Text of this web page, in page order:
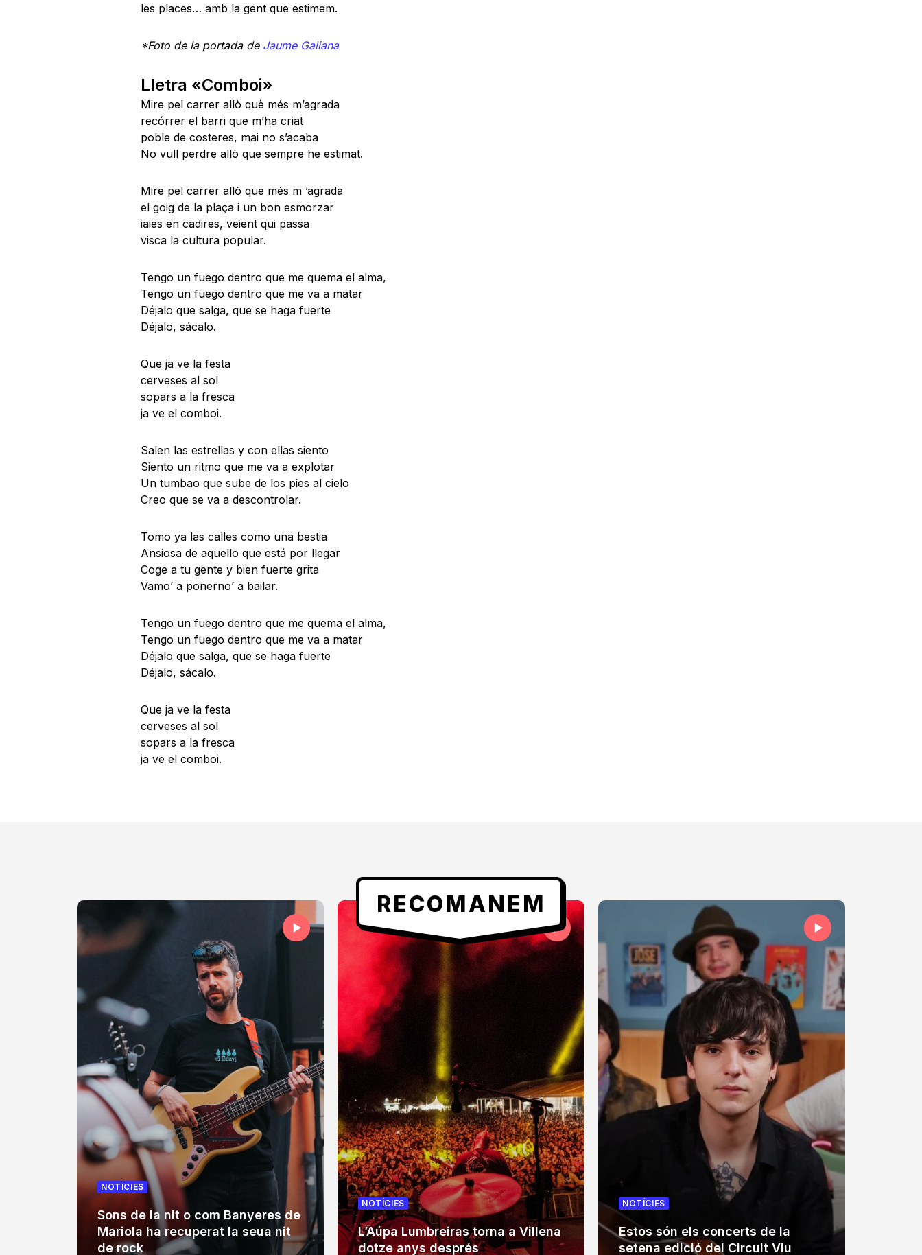
les places… amb la gent que estimem.
*Foto de la portada de Jaume Galiana
Lletra «Comboi»
Mire pel carrer allò què més m’agrada
recórrer el barri que m’ha criat
poble de costeres, mai no s’acaba
No vull perdre allò que sempre he estimat.
Mire pel carrer allò que més m ’agrada
el goig de la plaça i un bon esmorzar
iaies en cadires, veient qui passa
visca la cultura popular.
Tengo un fuego dentro que me quema el alma,
Tengo un fuego dentro que me va a matar
Déjalo que salga, que se haga fuerte
Déjalo, sácalo.
Que ja ve la festa
cerveses al sol
sopars a la fresca
ja ve el comboi.
Salen las estrellas y con ellas siento
Siento un ritmo que me va a explotar
Un tumbao que sube de los pies al cielo
Creo que se va a descontrolar.
Tomo ya las calles como una bestia
Ansiosa de aquello que está por llegar
Coge a tu gente y bien fuerte grita
Vamo’ a ponerno’ a bailar.
Tengo un fuego dentro que me quema el alma,
Tengo un fuego dentro que me va a matar
Déjalo que salga, que se haga fuerte
Déjalo, sácalo.
Que ja ve la festa
cerveses al sol
sopars a la fresca
ja ve el comboi.
RECOMANEM
NOTÍCIES
Sons de la nit o com Banyeres de
Mariola ha recuperat la seua nit
de rock
NOTÍCIES
L’Aúpa Lumbreiras torna a Villena
dotze anys després
NOTÍCIES
Estos són els concerts de la
setena edició del Circuit Viu